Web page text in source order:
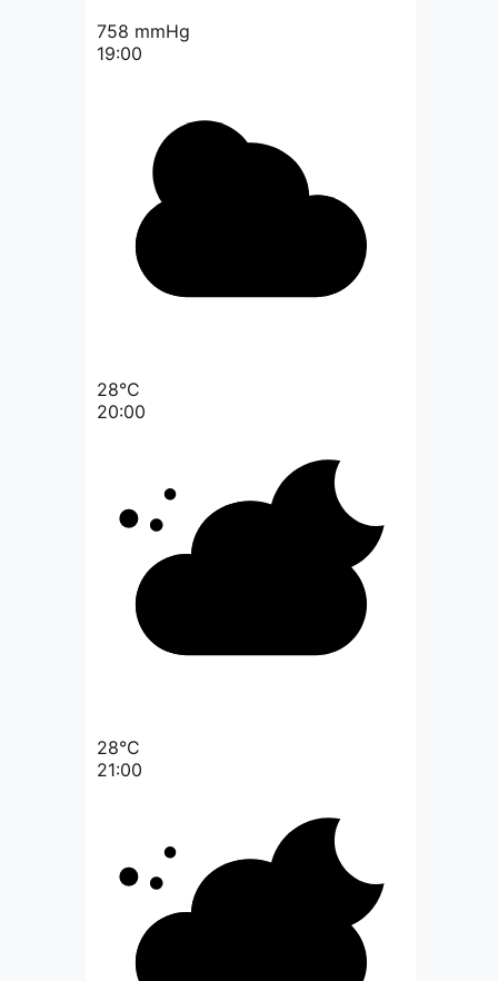
758 mmHg
19:00
28°C
20:00
28°C
21:00